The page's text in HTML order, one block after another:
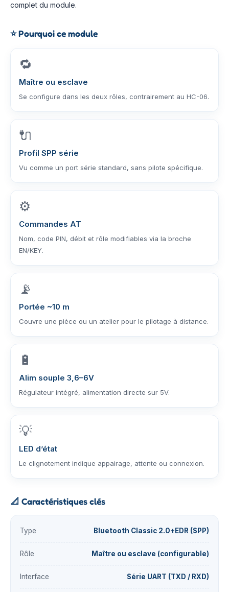
complet du module.
⭐Pourquoi ce module
🔁
Maître ou esclave
Se configure dans les deux rôles, contrairement au HC-06.
🔌
Profil SPP série
Vu comme un port série standard, sans pilote spécifique.
⚙️
Commandes AT
Nom, code PIN, débit et rôle modifiables via la broche
EN/KEY.
📡
Portée ~10 m
Couvre une pièce ou un atelier pour le pilotage à distance.
🔋
Alim souple 3,6–6V
Régulateur intégré, alimentation directe sur 5V.
💡
LED d’état
Le clignotement indique appairage, attente ou connexion.
📐 Caractéristiques clés
Type Bluetooth Classic 2.0+EDR (SPP)
Rôle Maître ou esclave (configurable)
Interface Série UART (TXD / RXD)